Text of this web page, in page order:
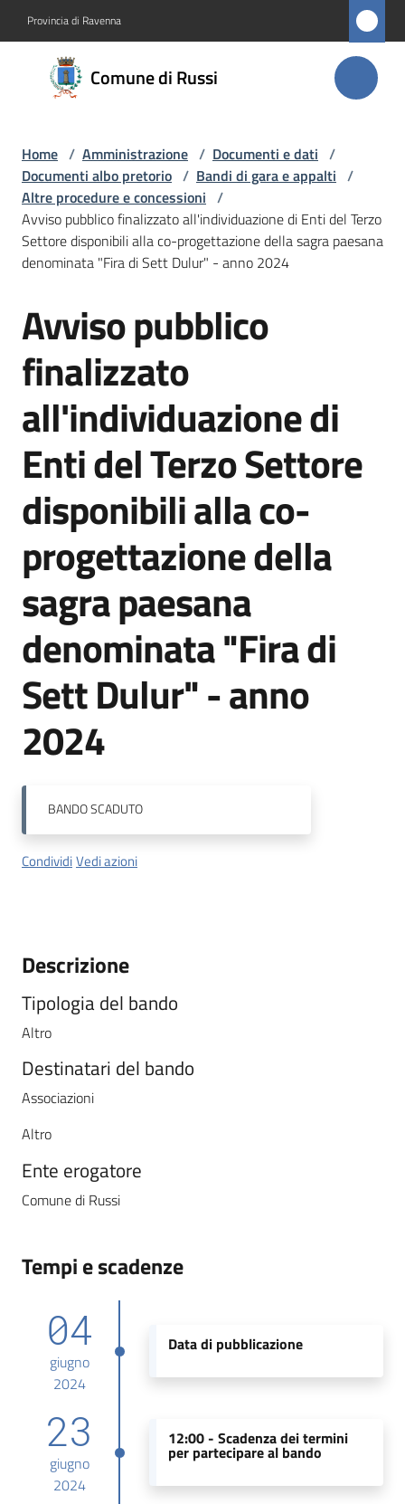
Provincia di Ravenna
Comune di Russi
Comune
di Russi
Amministrazione
Menu selezionato
Novità
Servizi
Vivere
Russi
Orari
uffici
Segnalazioni
Tutti
gli
argomenti
Seguici
su
Home / Amministrazione / Documenti e dati /
Documenti albo pretorio / Bandi di gara e appalti /
Altre procedure e concessioni /
Avviso pubblico finalizzato all'individuazione di Enti del Terzo
Settore disponibili alla co-progettazione della sagra paesana
denominata "Fira di Sett Dulur" - anno 2024
Salta al contenuto
Avviso pubblico
finalizzato
all'individuazione di
Enti del Terzo Settore
disponibili alla co-
progettazione della
sagra paesana
denominata "Fira di
Sett Dulur" - anno
2024
BANDOSCADUTO
CondividiVedi azioni
Descrizione
Tipologia del bando
Altro
Destinatari del bando
Associazioni
Altro
Ente erogatore
Comune di Russi
Tempi e scadenze
04
giugno
2024
Data di pubblicazione
23
giugno
2024
12:00 - Scadenza dei termini
per partecipare al bando